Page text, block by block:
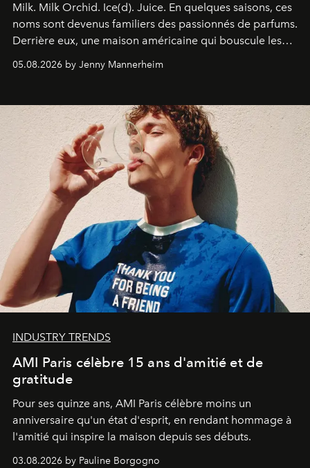
Milk. Milk Orchid. Ice(d). Juice. En quelques saisons, ces
noms sont devenus familiers des passionnés de parfums.
Derrière eux, une maison américaine qui bouscule les
codes de la parfumerie contemporaine en proposant
une approche aussi intuitive que personnelle :
05.08.2026 by Jenny Mannerheim
INDUSTRY TRENDS
AMI Paris célèbre 15 ans d'amitié et de
gratitude
Pour ses quinze ans, AMI Paris célèbre moins un
anniversaire qu'un état d'esprit, en rendant hommage à
l'amitié qui inspire la maison depuis ses débuts.
03.08.2026 by Pauline Borgogno